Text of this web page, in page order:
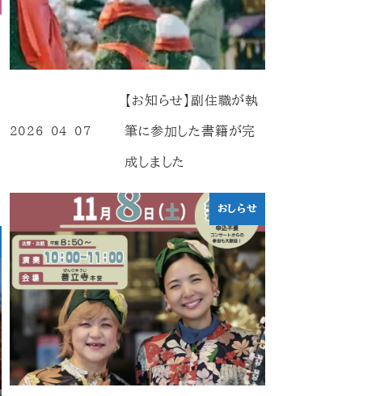
【お知らせ】副住職が執
筆に参加した書籍が完
成しました
2026-04-07
おしらせ